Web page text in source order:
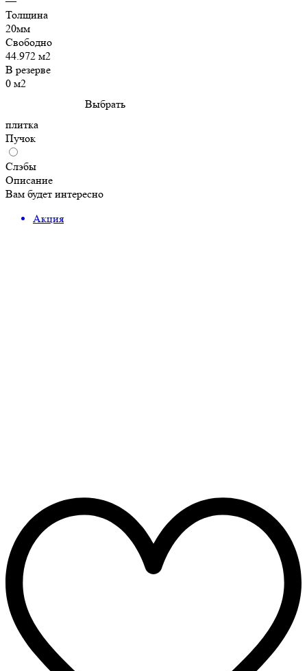
Толщина
20мм
Свободно
44.972 м2
В резерве
0 м2
Выбрать
плитка
Пучок
Слэбы
Описание
Вам будет интересно
Акция